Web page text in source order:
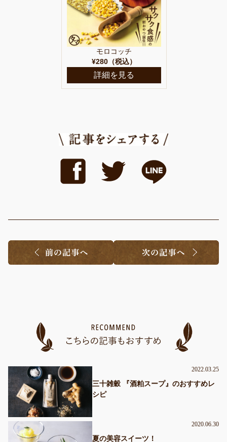
モロコッチ
¥280（税込）
詳細を見る
2022.03.25
三十雑穀 『酒粕スープ』のおすすめレ
シピ
2020.06.30
夏の美容スイーツ！